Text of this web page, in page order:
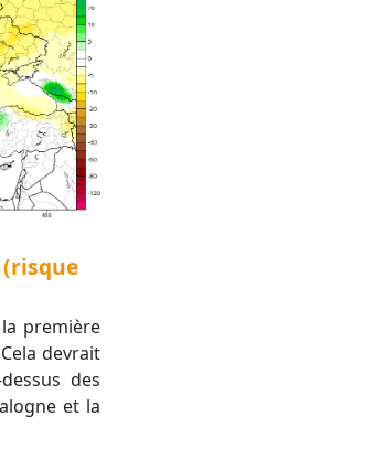
devrait
des
et la